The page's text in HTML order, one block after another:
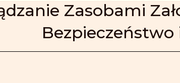
Zasobami